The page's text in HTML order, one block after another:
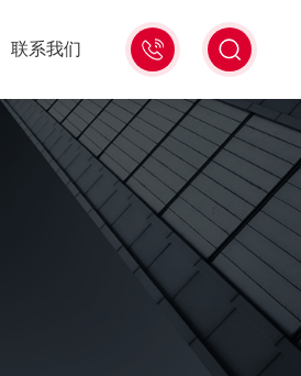
15006471345
联系我们